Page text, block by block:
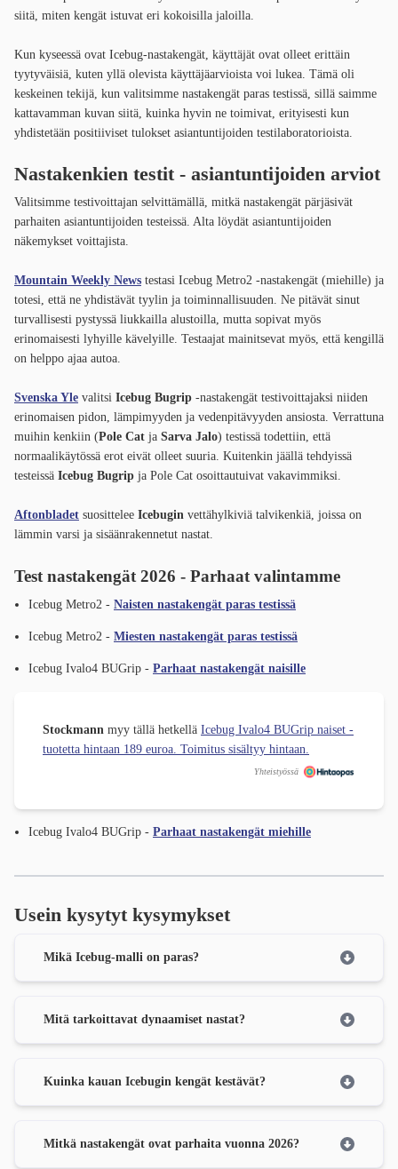
siitä, miten kengät istuvat eri kokoisilla jaloilla.
Kun kyseessä ovat Icebug-nastakengät, käyttäjät ovat olleet erittäin
tyytyväisiä, kuten yllä olevista käyttäjäarvioista voi lukea. Tämä oli
keskeinen tekijä, kun valitsimme nastakengät paras testissä, sillä saimme
kattavamman kuvan siitä, kuinka hyvin ne toimivat, erityisesti kun
yhdistetään positiiviset tulokset asiantuntijoiden testilaboratorioista.
Nastakenkien testit - asiantuntijoiden arviot
Valitsimme testivoittajan selvittämällä, mitkä nastakengät pärjäsivät
parhaiten asiantuntijoiden testeissä. Alta löydät asiantuntijoiden
näkemykset voittajista.
Mountain Weekly News testasi Icebug Metro2 -nastakengät (miehille) ja
totesi, että ne yhdistävät tyylin ja toiminnallisuuden. Ne pitävät sinut
turvallisesti pystyssä liukkailla alustoilla, mutta sopivat myös
erinomaisesti lyhyille kävelyille. Testaajat mainitsevat myös, että kengillä
on helppo ajaa autoa.
Svenska Yle valitsi Icebug Bugrip -nastakengät testivoittajaksi niiden
erinomaisen pidon, lämpimyyden ja vedenpitävyyden ansiosta. Verrattuna
muihin kenkiin (Pole Cat ja Sarva Jalo) testissä todettiin, että
normaalikäytössä erot eivät olleet suuria. Kuitenkin jäällä tehdyissä
testeissä Icebug Bugrip ja Pole Cat osoittautuivat vakavimmiksi.
Aftonbladet suosittelee Icebugin vettähylkiviä talvikenkiä, joissa on
lämmin varsi ja sisäänrakennetut nastat.
Test nastakengät 2026 - Parhaat valintamme
Icebug Metro2 - Naisten nastakengät paras testissä
Icebug Metro2 - Miesten nastakengät paras testissä
Icebug Ivalo4 BUGrip - Parhaat nastakengät naisille
Stockmann myy tällä hetkellä Icebug Ivalo4 BUGrip naiset -
tuotetta hintaan 189 euroa. Toimitus sisältyy hintaan.
Yhteistyössä
Icebug Ivalo4 BUGrip - Parhaat nastakengät miehille
Usein kysytyt kysymykset
Mikä Icebug-malli on paras?
Mitä tarkoittavat dynaamiset nastat?
Kuinka kauan Icebugin kengät kestävät?
Mitkä nastakengät ovat parhaita vuonna 2026?